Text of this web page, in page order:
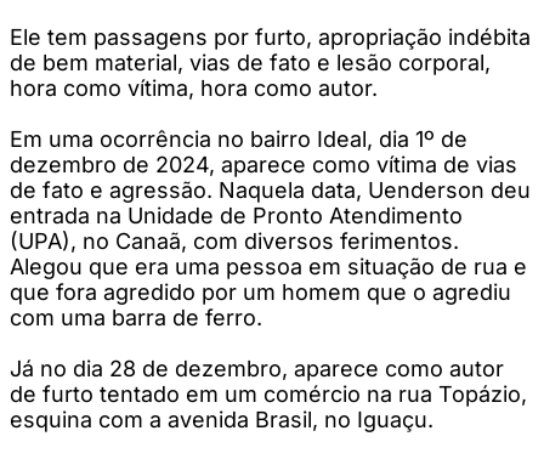
Ele tem passagens por furto, apropriação indébita
de bem material, vias de fato e lesão corporal,
hora como vítima, hora como autor.
Em uma ocorrência no bairro Ideal, dia 1º de
dezembro de 2024, aparece como vítima de vias
de fato e agressão. Naquela data, Uenderson deu
entrada na Unidade de Pronto Atendimento
(UPA), no Canaã, com diversos ferimentos.
Alegou que era uma pessoa em situação de rua e
que fora agredido por um homem que o agrediu
com uma barra de ferro.
Já no dia 28 de dezembro, aparece como autor
de furto tentado em um comércio na rua Topázio,
esquina com a avenida Brasil, no Iguaçu.